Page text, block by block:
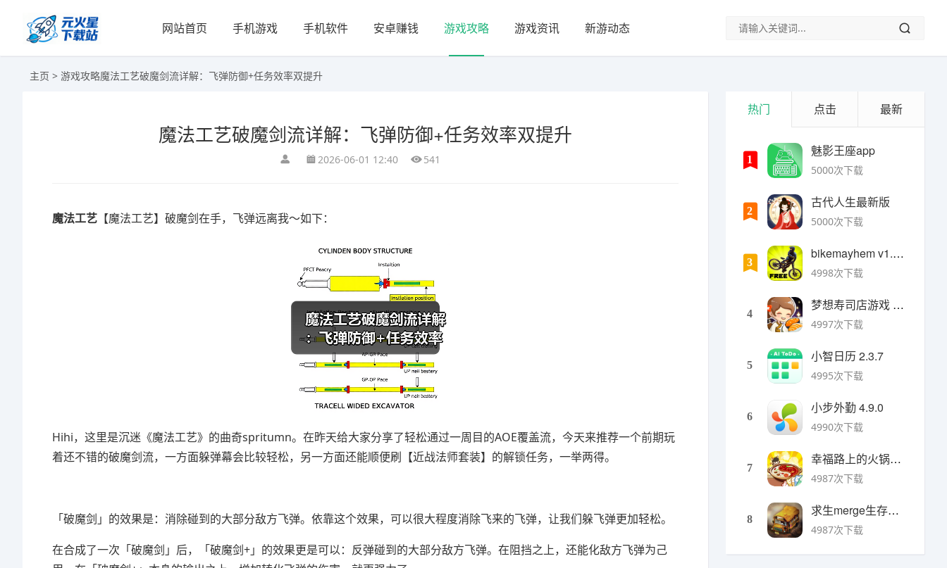
网站首页 手机游戏 手机软件 安卓赚钱 游戏攻略 游戏资讯 新游动态
主页 > 游戏攻略魔法工艺破魔剑流详解：飞弹防御+任务效率双提升
魔法工艺破魔剑流详解：飞弹防御+任务效率双提升
2026-06-01 12:40 541
魔法工艺 【魔法工艺】破魔剑在手，飞弹远离我～如下：
Hihi，这里是沉迷《魔法工艺》的曲奇spritumn。在昨天给大家分享了轻松通过一周目的AOE覆盖流，今天来推荐一个前期玩
着还不错的破魔剑流，一方面躲弹幕会比较轻松，另一方面还能顺便刷【近战法师套装】的解锁任务，一举两得。
「破魔剑」的效果是：消除碰到的大部分敌方飞弹。依靠这个效果，可以很大程度消除飞来的飞弹，让我们躲飞弹更加轻松。
在合成了一次「破魔剑」后，「破魔剑+」的效果更是可以：反弹碰到的大部分敌方飞弹。在阻挡之上，还能化敌方飞弹为己
热门 点击 最新
1
魅影王座app
5000次下载
2
古代人生最新版
5000次下载
3
bikemayhem v1.6.2安卓版
4998次下载
4
梦想寿司店游戏 v4.14.1安卓版
4997次下载
5
小智日历 2.3.7
4995次下载
6
小步外勤 4.9.0
4990次下载
7
幸福路上的火锅店官方版 v5.3.5安卓版
4987次下载
8
求生merge生存之地手机版 v1.48.0安卓版
4987次下载